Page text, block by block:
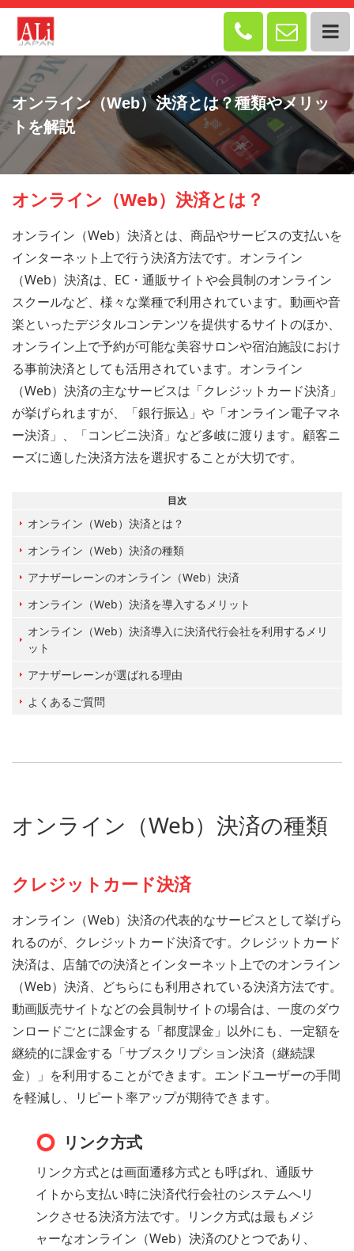
 
オンライン（Web）決済とは？種類やメリッ
トを解説
オンライン（Web）決済とは？
オンライン（Web）決済とは、商品やサービスの支払いを
インターネット上で行う決済方法です。オンライン
（Web）決済は、EC・通販サイトや会員制のオンライン
スクールなど、様々な業種で利用されています。動画や音
楽といったデジタルコンテンツを提供するサイトのほか、
オンライン上で予約が可能な美容サロンや宿泊施設におけ
る事前決済としても活用されています。オンライン
（Web）決済の主なサービスは「クレジットカード決済」
が挙げられますが、「銀行振込」や「オンライン電子マネ
ー決済」、「コンビニ決済」など多岐に渡ります。顧客ニ
ーズに適した決済方法を選択することが大切です。
オンライン（Web）決済とは？
オンライン（Web）決済の種類
アナザーレーンのオンライン（Web）決済
オンライン（Web）決済を導入するメリット
オンライン（Web）決済導入に決済代行会社を利用するメリ
ット
アナザーレーンが選ばれる理由
よくあるご質問
オンライン（Web）決済の種類
クレジットカード決済
オンライン（Web）決済の代表的なサービスとして挙げら
れるのが、クレジットカード決済です。クレジットカード
決済は、店舗での決済とインターネット上でのオンライン
（Web）決済、どちらにも利用されている決済方法です。
動画販売サイトなどの会員制サイトの場合は、一度のダウ
ンロードごとに課金する「都度課金」以外にも、一定額を
継続的に課金する「サブスクリプション決済（継続課
金）」を利用することができます。エンドユーザーの手間
を軽減し、リピート率アップが期待できます。
リンク方式
リンク方式とは画面遷移方式とも呼ばれ、通販サ
イトから支払い時に決済代行会社のシステムへリ
ンクさせる決済方法です。リンク方式は最もメジ
ャーなオンライン（Web）決済のひとつであり、